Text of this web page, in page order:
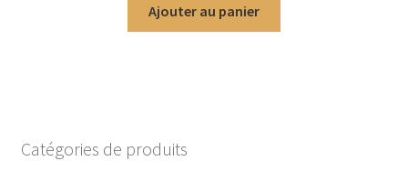
Ajouter au panier
Catégories de produits